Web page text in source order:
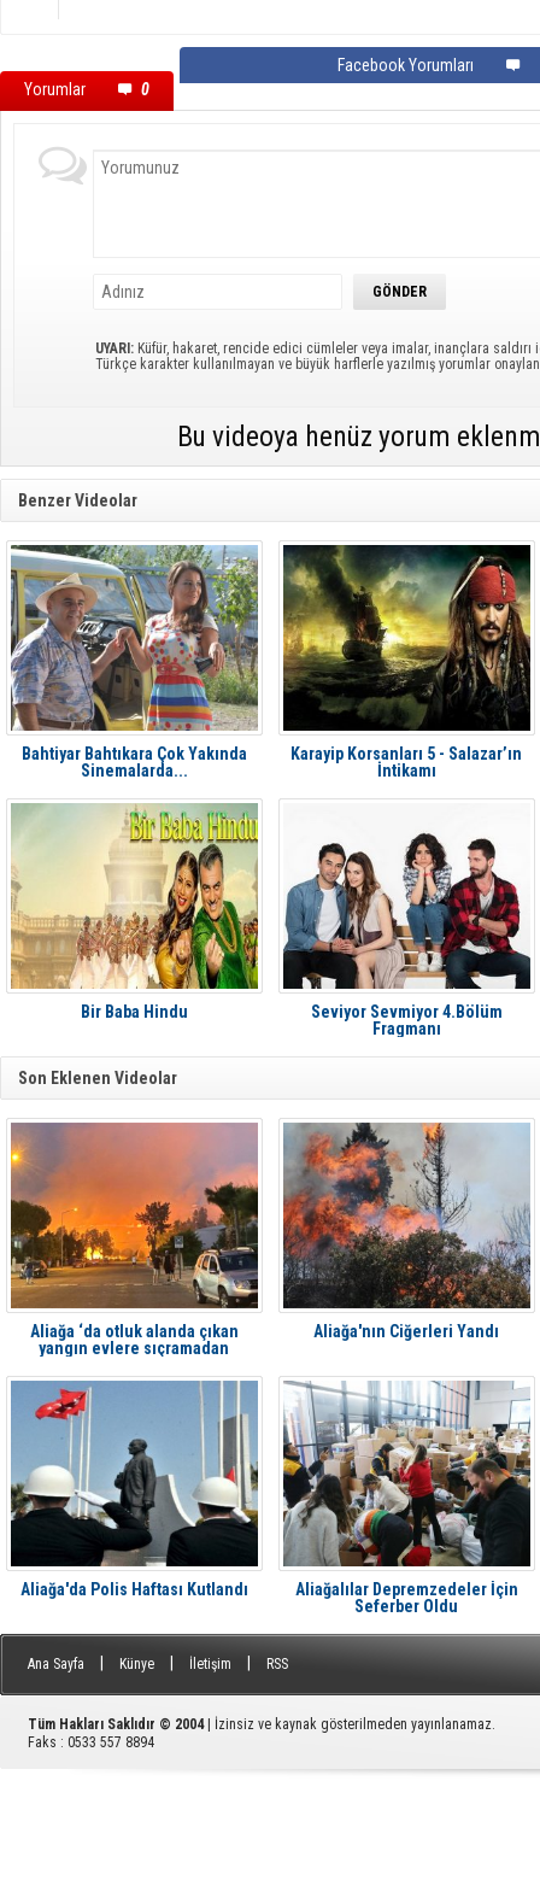
Yorumlar 0
Facebook Yorumları
UYARI: Küfür, hakaret, rencide edici cümleler veya imalar, inançlara saldırı
Türkçe karakter kullanılmayan ve büyük harflerle yazılmış yorumlar
Bu videoya henüz yorum
Benzer Videolar
Bahtiyar Bahtıkara Çok Yakında
Sinemalarda...
Karayip Korsanları 5 - Salazar’ın
İntikamı
Bir Baba Hindu
Seviyor Sevmiyor 4.Bölüm
Fragmanı
Son Eklenen Videolar
Aliağa ‘da otluk alanda çıkan
yangın evlere sıçramadan
Aliağa'nın Ciğerleri Yandı
Aliağa'da Polis Haftası Kutlandı
Aliağalılar Depremzedeler İçin
Seferber Oldu
Ana Sayfa Künye İletişim RSS
Tüm Hakları Saklıdır © 2004| İzinsiz ve kaynak gösterilmeden yayınlanamaz.
Faks : 0533 557 8894